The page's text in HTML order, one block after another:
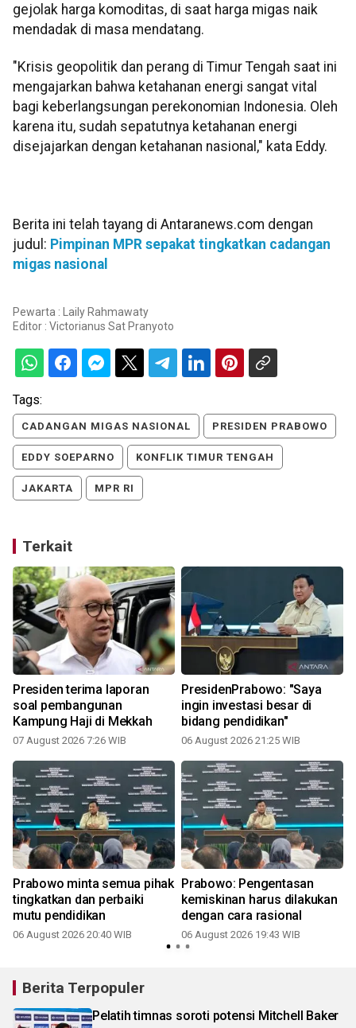
gejolak harga komoditas, di saat harga migas naik
mendadak di masa mendatang.
"Krisis geopolitik dan perang di Timur Tengah saat ini
mengajarkan bahwa ketahanan energi sangat vital
bagi keberlangsungan perekonomian Indonesia. Oleh
karena itu, sudah sepatutnya ketahanan energi
disejajarkan dengan ketahanan nasional," kata Eddy.
Berita ini telah tayang di Antaranews.com dengan
judul: Pimpinan MPR sepakat tingkatkan cadangan
migas nasional
Pewarta : Laily Rahmawaty
Editor : Victorianus Sat Pranyoto
Tags:
CADANGAN MIGAS NASIONAL PRESIDEN PRABOWO
EDDY SOEPARNO KONFLIK TIMUR TENGAH
JAKARTA MPR RI
Terkait
Presiden terima laporan
soal pembangunan
Kampung Haji di Mekkah
07 August 2026 7:26 WIB
PresidenPrabowo: "Saya
ingin investasi besar di
bidang pendidikan"
06 August 2026 21:25 WIB
Prabowo minta semua pihak
tingkatkan dan perbaiki
mutu pendidikan
06 August 2026 20:40 WIB
Prabowo: Pengentasan
kemiskinan harus dilakukan
dengan cara rasional
06 August 2026 19:43 WIB
Berita Terpopuler
Pelatih timnas soroti potensi Mitchell Baker